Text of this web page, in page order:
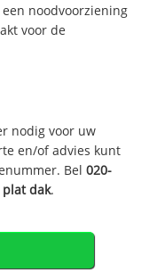
noodvoorziening
voor de
nodig voor uw
en/of advies kunt
Bel020-
plat dak.